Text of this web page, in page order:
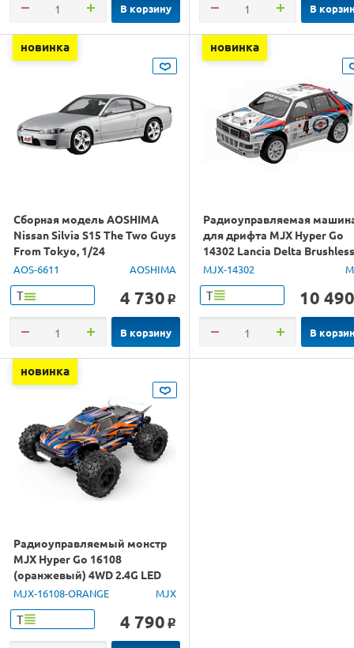
В корзину В
новинка
Сборная модель AOSHIMA
Nissan Silvia S15 The Two Guys
From Tokyo, 1/24
AOS-6611 AOSHIMA
Т 4 730 o
В корзину
новинка
Радиоуправляемая
для дрифта MJX Hyper Go
14302 Lancia Delta Brushless
4WD 2.4G LED 1/14 RTR
MJX-14302
Т 10 490
В
новинка
Радиоуправляемый монстр
MJX Hyper Go 16108
(оранжевый) 4WD 2.4G LED
1/16 RTR
MJX-16108-ORANGE MJX
Т 4 790 o